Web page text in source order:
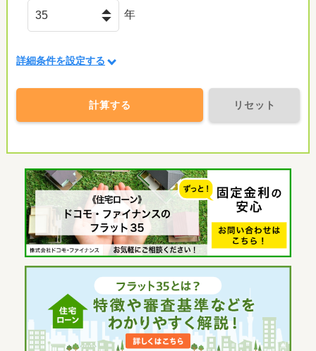
年
詳細条件を設定する
計算する リセット